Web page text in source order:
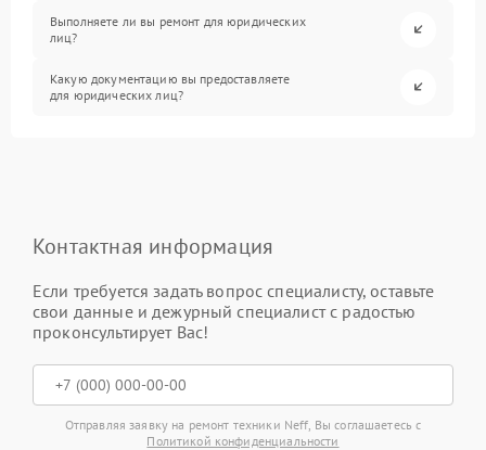
Выполняете ли вы ремонт для юридических
лиц?
Какую документацию вы предоставляете
для юридических лиц?
Контактная информация
Если требуется задать вопрос специалисту, оставьте
свои данные и дежурный специалист с радостью
проконсультирует Вас!
Отправляя заявку на ремонт техники Neff, Вы соглашаетесь с
Политикой конфиденциальности